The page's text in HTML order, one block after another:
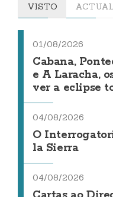
VISTO ACTUAL
01/08/2026
Cabana,
e A Laracha,
ver a eclipse
04/08/2026
O
la Sierra
04/08/2026